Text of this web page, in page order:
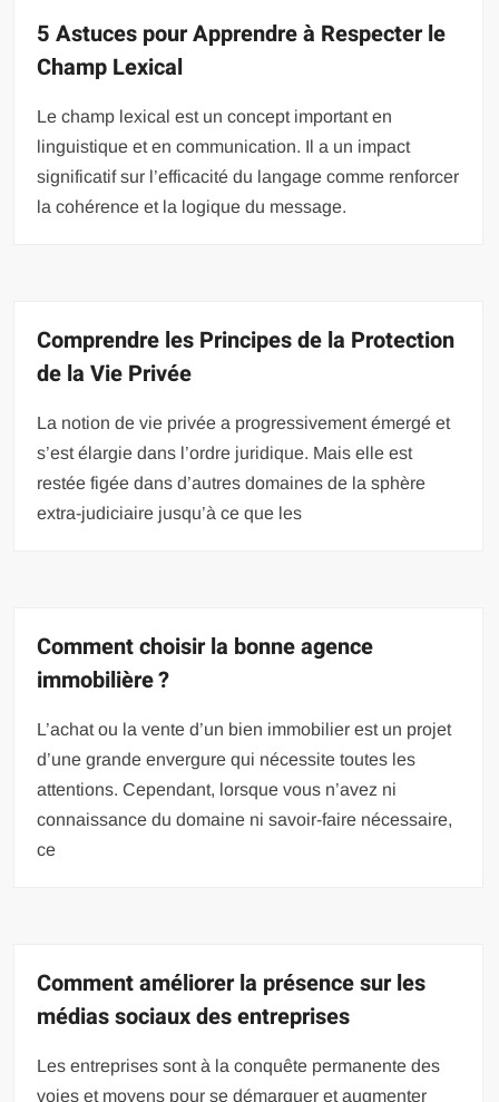
5 Astuces pour Apprendre à Respecter le
Champ Lexical
Le champ lexical est un concept important en
linguistique et en communication. Il a un impact
significatif sur l’efficacité du langage comme renforcer
la cohérence et la logique du message.
Comprendre les Principes de la Protection
de la Vie Privée
La notion de vie privée a progressivement émergé et
s’est élargie dans l’ordre juridique. Mais elle est
restée figée dans d’autres domaines de la sphère
extra-judiciaire jusqu’à ce que les
Comment choisir la bonne agence
immobilière ?
L’achat ou la vente d’un bien immobilier est un projet
d’une grande envergure qui nécessite toutes les
attentions. Cependant, lorsque vous n’avez ni
connaissance du domaine ni savoir-faire nécessaire,
ce
Comment améliorer la présence sur les
médias sociaux des entreprises
Les entreprises sont à la conquête permanente des
voies et moyens pour se démarquer et augmenter